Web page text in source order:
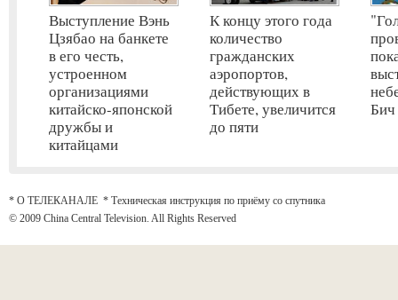
Выступление Вэнь
Цзябао на банкете
в его честь,
устроенном
организациями
китайско-японской
дружбы и
китайцами
К концу этого года
количество
гражданских
аэропортов,
действующих в
Тибете, увеличится
до пяти
Бич
* О ТЕЛЕКАНАЛЕ * Техническая инструкция по приёму со спутника
© 2009 China Central Television. All Rights Reserved